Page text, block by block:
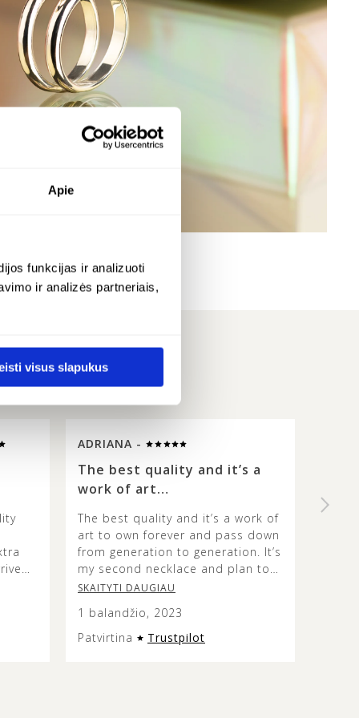
Apie
funkcijas ir analizuoti
ir analizės partneriais,
visus slapukus
vartojimo mokesčius sumoka prekės gavėjas.
sužinoti platesnę informaciją apie muito mokesčius,
turi kreiptis į savo šalies muitinę.
informacijos apie pristatymo sąlygas rasite
.
sidabrinis minimalistinis kaklo
papuošalas su 8 mm medaus spalvos
gintaro pakabuku – lunar
ADRIANA -
The best quality and it’s a
work of art…
The best quality and it’s a work of
art to own forever and pass down
from generation to generation. It’s
my second necklace and plan to
continue getting timeless pieces
is the place. ♥️
SKAITYTI DAUGIAU
1 balandžio, 2023
Patvirtina
Trustpilot